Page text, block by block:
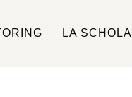
LA SCHOLA